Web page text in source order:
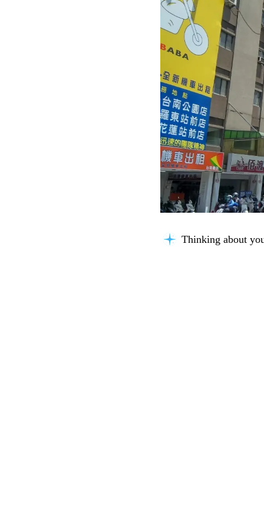
Thinking about